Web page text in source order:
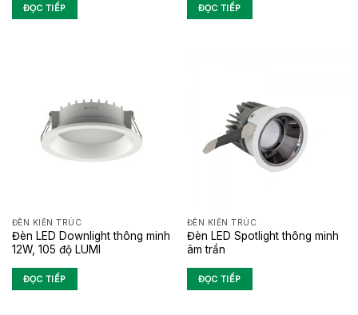
ĐỌC TIẾP ĐỌC TIẾP
ĐÈN KIẾN TRÚC
Đèn LED Downlight thông minh
12W, 105 độ LUMI
ĐỌC TIẾP
ĐÈN KIẾN TRÚC
Đèn LED Spotlight thông minh
âm trần
ĐỌC TIẾP